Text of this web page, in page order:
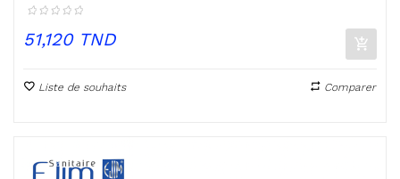
Prix
51,120 TND
Liste de souhaits Comparer